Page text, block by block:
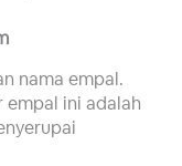
nama empal.
empal ini adalah